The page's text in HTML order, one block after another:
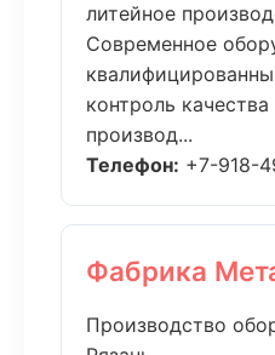
литейное
Современное
контроль
производ...
Телефон: +7-918-
Фабрика
Производство